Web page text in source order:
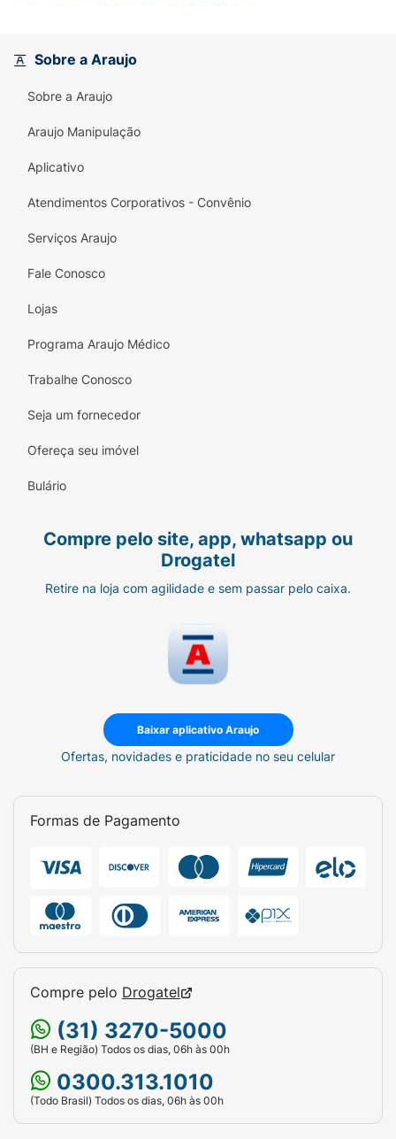
Sobre a Araujo
Sobre a Araujo
Araujo Manipulação
Aplicativo
Atendimentos Corporativos - Convênio
Serviços Araujo
Fale Conosco
Lojas
Programa Araujo Médico
Trabalhe Conosco
Seja um fornecedor
Ofereça seu imóvel
Bulário
Compre pelo site, app, whatsapp ou
Drogatel
Retire na loja com agilidade e sem passar pelo caixa.
Baixar aplicativo Araujo
Ofertas, novidades e praticidade no seu celular
Formas de Pagamento
Compre pelo Drogatel
(31) 3270-5000
(BH e Região) Todos os dias, 06h às 00h
0300.313.1010
(Todo Brasil) Todos os dias, 06h às 00h